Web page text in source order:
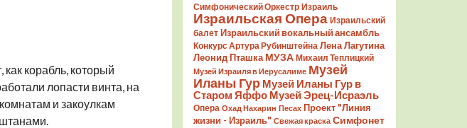
корабль, который
лопасти винта, на
и закоулкам
Симфонический Оркестр Израиль
Израильская Опера Израильский
балет Израильский вокальный ансамбль
Конкурс Артура Рубинштейна Лена Лагутина
Леонид Пташка МУЗА Михаил Теплицкий
Музей Израиля в Иерусалиме Музей
Иланы Гур Музей Иланы Гур в
Старом Яффо Музей Эрец-Исраэль
Опера Охад Нахарин Песах Проект "Линия
жизни - Израиль" Свежая краска Симфонет